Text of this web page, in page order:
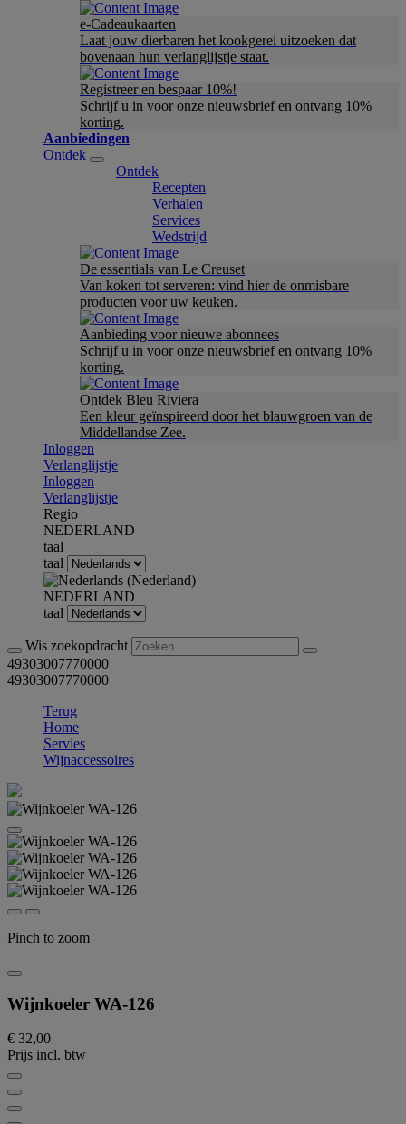
e-Cadeaukaarten
Laat jouw dierbaren het kookgerei uitzoeken dat
bovenaan hun verlanglijstje staat.
Registreer en bespaar 10%!
Schrijf u in voor onze nieuwsbrief en ontvang 10%
korting.
Aanbiedingen
Ontdek
Ontdek
Recepten
Verhalen
Services
Wedstrijd
De essentials van Le Creuset
Van koken tot serveren: vind hier de onmisbare
producten voor uw keuken.
Aanbieding voor nieuwe abonnees
Schrijf u in voor onze nieuwsbrief en ontvang 10%
korting.
Ontdek Bleu Riviera
Een kleur geïnspireerd door het blauwgroen van de
Middellandse Zee.
Inloggen
Verlanglijstje
Inloggen
Verlanglijstje
Regio
NEDERLAND
taal
taal
NEDERLAND
taal
Wis zoekopdracht
49303007770000
49303007770000
Terug
Home
Servies
Wijnaccessoires
Pinch to zoom
Wijnkoeler WA-126
€ 32,00
Prijs incl. btw